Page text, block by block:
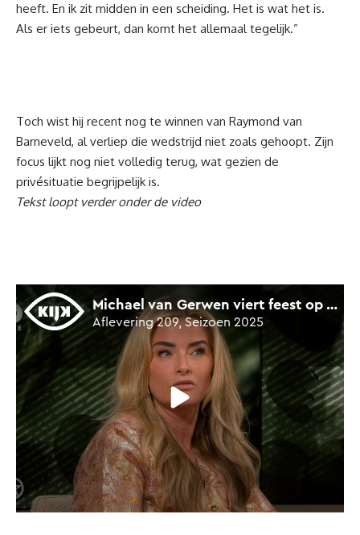
heeft. En ik zit midden in een scheiding. Het is wat het is.
Als er iets gebeurt, dan komt het allemaal tegelijk.”
Toch wist hij recent nog te winnen van Raymond van
Barneveld, al verliep die wedstrijd niet zoals gehoopt. Zijn
focus lijkt nog niet volledig terug, wat gezien de
privésituatie begrijpelijk is.
Tekst loopt verder onder de video